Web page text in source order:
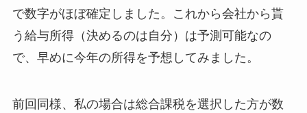
で数字がほぼ確定しました。これから会社から貰
う給与所得（決めるのは自分）は予測可能なの
で、早めに今年の所得を予想してみました。
前回同様、私の場合は総合課税を選択した方が数